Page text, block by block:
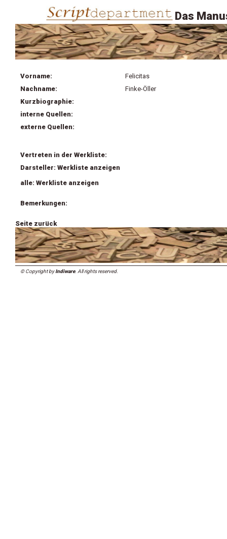
Das
Vorname:
Felicitas
Nachname:
Finke-Öller
Kurzbiographie:
interne Quellen:
externe Quellen:
Vertreten in der Werkliste:
Darsteller: Werkliste anzeigen
alle: Werkliste anzeigen
Bemerkungen:
Seite zurück
© Copyright byIndiware. All rights reserved.